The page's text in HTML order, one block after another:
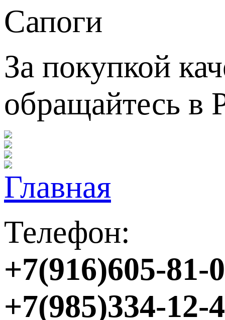
Сапоги
За покупкой
обращайтесь в
Телефон:
+7(916)605-81-
+7(985)334-12-